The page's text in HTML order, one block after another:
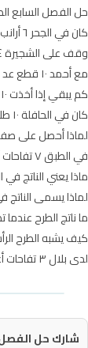
حل الفصل السابع الطرح
كان في الجحر ٦ أرانب خرج منه أرنب واحد كم أرنبا بقي؟
وقف على الشجيرة ٤ فراشات طارات واحدة منها كم فراشة بقيت؟
مع أحمد ١٠ قطع عد ٣ منها صفراء والباقي حمراء هل مع أحمد ٧ قطع عد حمراء؟ فسر إجابتي
كم يبقي إذا أخذت ١٠ كرات من ١٠ كرات؟ فسر إجابتي
كان في الحافلة ١٠ طلاب غادر ٦ منهم كم طالبا بقي في الحافلة؟
لماذا أحصل على
في الطبق ٧ تفاحات أكل محمد واحدة منها كم تفاحة بقيت؟
ماذا يعني الناتج في
لماذا يسمى الناتج
ما ناتج الطرح عندما
كيف يشبه الطرح
لدى بلال ٣ تفاحات أعطى صديقه تفاحة واحدة كم تفاحة بقيت معه؟
شارك حل الفصل 7 مع